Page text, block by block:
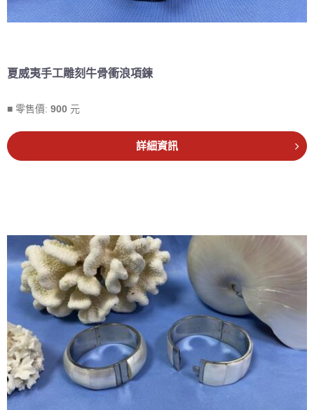
夏威夷手工雕刻牛骨衝浪項鍊
■ 零售價: 900 元
詳細資訊